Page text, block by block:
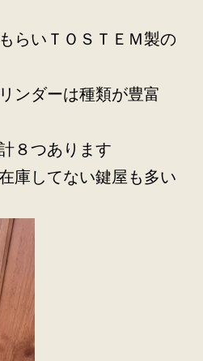
らいＴＯＳＴＥＭ製の
ンダーは種類が豊富
８つあります
庫してない鍵屋も多い